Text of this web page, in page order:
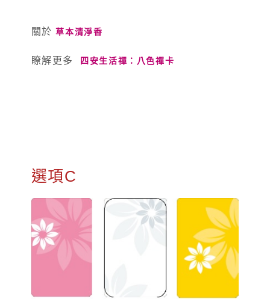
關於草本清淨香
瞭解更多 四安生活禪：八色禪卡
選項C